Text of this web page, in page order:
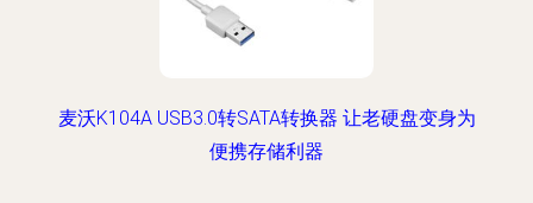
麦沃K104A USB3.0转SATA转换器 让老硬盘变身为
便携存储利器